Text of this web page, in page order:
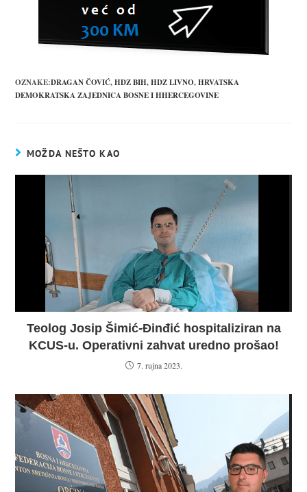
OZNAKE:DRAGAN ČOVIĆ, HDZ BIH, HDZ LIVNO, HRVATSKA
DEMOKRATSKA ZAJEDNICA BOSNE I HHERCEGOVINE
MOŽDA NEŠTO KAO
Teolog Josip Šimić-Đinđić hospitaliziran na
KCUS-u. Operativni zahvat uredno prošao!
7. rujna 2023.